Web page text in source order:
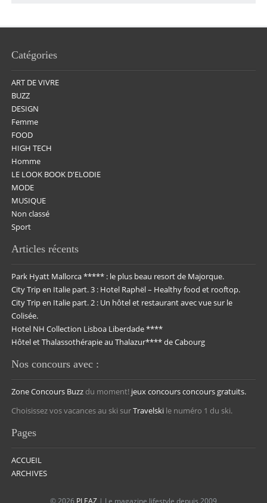
Catégories
ART DE VIVRE
BUZZ
DESIGN
Femme
FOOD
HIGH TECH
Homme
LE LOOK BOOK D'ELODIE
MODE
MUSIQUE
Non classé
Sport
Articles récents
Park Hyatt Mallorca ***** : le plus beau resort de Majorque.
City Trip en Italie part. 3 : Hotel Raphël – Healthy food et rooftop.
City Trip en Italie part. 2 : Un hôtel et restaurant avec vue sur le
Colisée.
Hotel NH Collection Lisboa Liberdade ****
Hôtel et Thalassothérapie au Thalazur**** de Cabourg
Nos concours avec :
Zone Concours Buzz du moment! jeux concoursconcours gratuits.
Choisissez vos vacances au ski surTravelski le numéro 1 du ski.
Pages
ACCUEIL
ARCHIVES
© 2026 PLEAZ| Le magazine lifestyle depuis 2009